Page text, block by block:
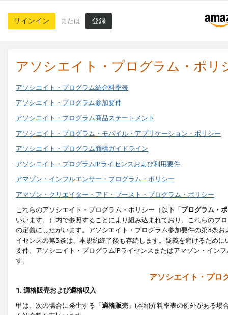
サインイン または 登録
アソシエイト・プログラム・ポリ
アソシエイト・プログラム紹介料率表
アソシエイト・プログラム参加要件
アソシエイト・プログラム商品ステートメント
アソシエイト・プログラム・モバイル・アプリケーション・ポリシー
アソシエイト・プログラム商標ガイドライン
アソシエイト・プログラムIPライセンスおよび利用要件
アマゾン・インフルエンサー・プログラム・ポリシー
アマゾン・クリエイター・アド・ブースト・プログラム・ポリシー
これらのアソシエイト・プログラム・ポリシー（以下「プログラム・
いいます。）内で参照することにより組み込まれており、これらのプ
の定義にしたがいます。アソシエイト・プログラム参加要件の第3条
イセンスの第3条は、本規約終了後も存続します。疑義を避けるため
要件、アソシエイト・プログラムIPライセンスまたはアマゾン・イン
す。
アソシエイト・プロ
1. 適格販売および適格収入
甲は、次の場合に発生する「適格販売 」(本紹介料率表の例外がある